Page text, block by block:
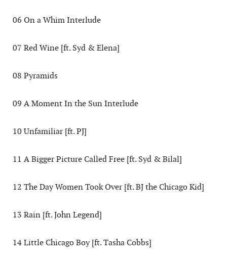
06 On a Whim Interlude
07 Red Wine [ft. Syd & Elena]
08 Pyramids
09 A Moment In the Sun Interlude
10 Unfamiliar [ft. PJ]
11 A Bigger Picture Called Free [ft. Syd & Bilal]
12 The Day Women Took Over [ft. BJ the Chicago Kid]
13 Rain [ft. John Legend]
14 Little Chicago Boy [ft. Tasha Cobbs]